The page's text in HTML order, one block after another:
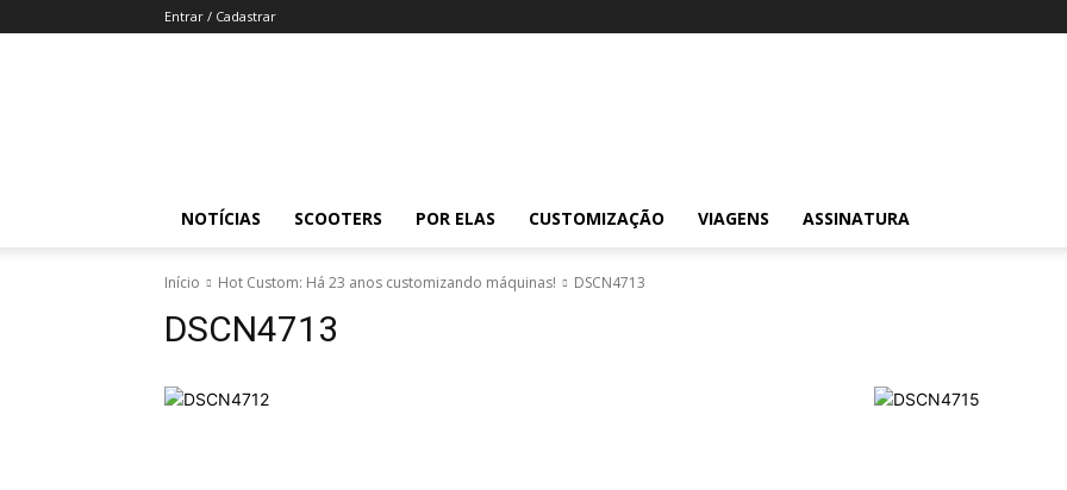
Entrar / Cadastrar
NOTÍCIAS SCOOTERS POR ELAS CUSTOMIZAÇÃO VIAGENS ASSINATURA
Início Hot Custom: Há 23 anos customizando máquinas! DSCN4713
DSCN4713